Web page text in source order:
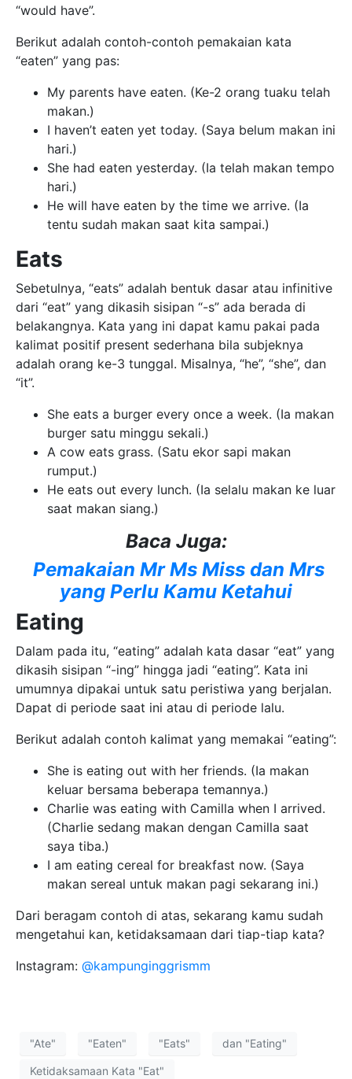
“would have”.
Berikut adalah contoh-contoh pemakaian kata
“eaten” yang pas:
My parents have eaten. (Ke-2 orang tuaku telah
makan.)
I haven’t eaten yet today. (Saya belum makan ini
hari.)
She had eaten yesterday. (Ia telah makan tempo
hari.)
He will have eaten by the time we arrive. (Ia
tentu sudah makan saat kita sampai.)
Eats
Sebetulnya, “eats” adalah bentuk dasar atau infinitive
dari “eat” yang dikasih sisipan “-s” ada berada di
belakangnya. Kata yang ini dapat kamu pakai pada
kalimat positif present sederhana bila subjeknya
adalah orang ke-3 tunggal. Misalnya, “he”, “she”, dan
“it”.
She eats a burger every once a week. (Ia makan
burger satu minggu sekali.)
A cow eats grass. (Satu ekor sapi makan
rumput.)
He eats out every lunch. (Ia selalu makan ke luar
saat makan siang.)
Baca Juga:
Pemakaian Mr Ms Miss dan Mrs
yang Perlu Kamu Ketahui
Eating
Dalam pada itu, “eating” adalah kata dasar “eat” yang
dikasih sisipan “-ing” hingga jadi “eating”. Kata ini
umumnya dipakai untuk satu peristiwa yang berjalan.
Dapat di periode saat ini atau di periode lalu.
Berikut adalah contoh kalimat yang memakai “eating”:
She is eating out with her friends. (Ia makan
keluar bersama beberapa temannya.)
Charlie was eating with Camilla when I arrived.
(Charlie sedang makan dengan Camilla saat
saya tiba.)
I am eating cereal for breakfast now. (Saya
makan sereal untuk makan pagi sekarang ini.)
Dari beragam contoh di atas, sekarang kamu sudah
mengetahui kan, ketidaksamaan dari tiap-tiap kata?
Instagram: @kampunginggrismm
"Ate" "Eaten" "Eats" dan "Eating"
Ketidaksamaan Kata "Eat"